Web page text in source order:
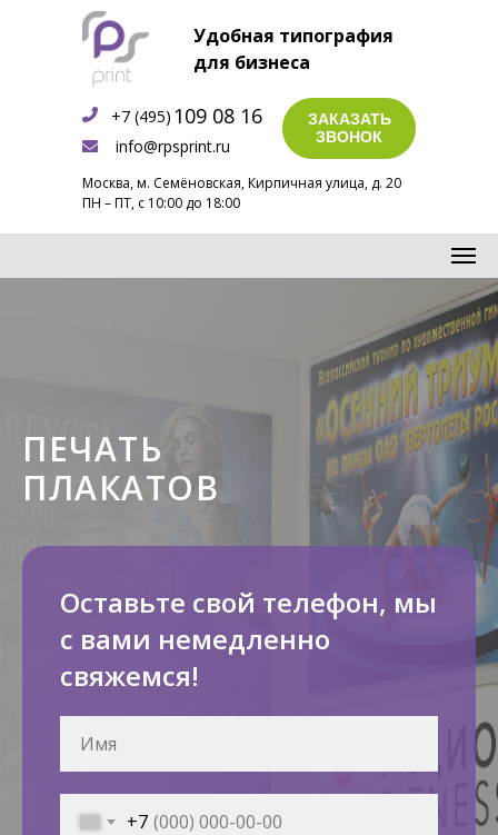
+7 (495)
Удобная типография
для бизнеса
Москва, м. Семёновская, Кирпичная улица, д. 20
ПН – ПТ, с 10:00 до 18:00
109 08 16
info@rpsprint.ru
ЗАКАЗАТЬ
ЗВОНОК
ПЕЧАТЬ
ПЛАКАТОВ
Оставьте свой телефон, мы
с вами немедленно
свяжемся!
+7